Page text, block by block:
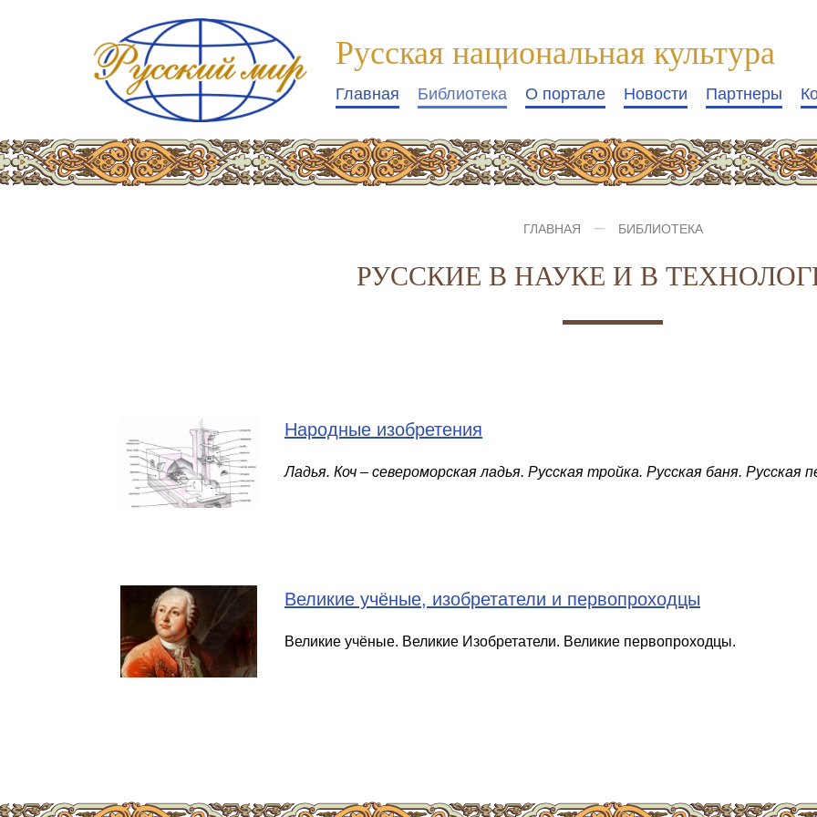
Русская национальная культура
Главная Библиотека О портале Новости Партнеры
ГЛАВНАЯ БИБЛИОТЕКА
РУССКИЕ В НАУКЕ И В
Народные изобретения
Ладья. Коч – североморская ладья. Русская тройка. Русская баня. Русская
Великие учёные, изобретатели и первопроходцы
Великие учёные. Великие Изобретатели. Великие первопроходцы.